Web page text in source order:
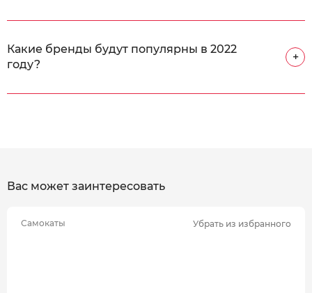
Какие бренды будут популярны в 2022
году?
+
Вас может заинтересовать
Самокаты Убрать из избранного